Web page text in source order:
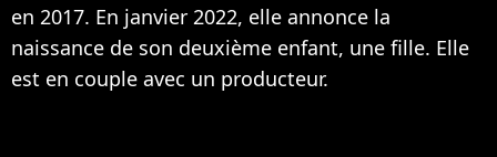
en 2017. En janvier 2022, elle annonce la
naissance de son deuxième enfant, une fille. Elle
est en couple avec un producteur.